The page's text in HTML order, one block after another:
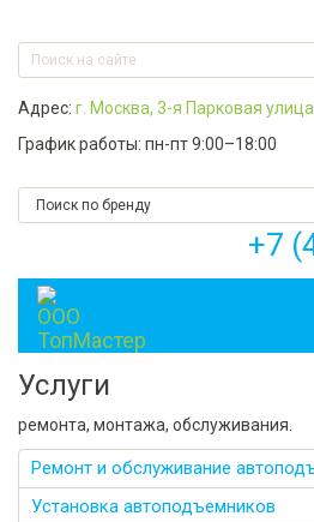
Адрес: г. Москва, 3-я Парковая
График работы: пн-пт 9:00–18:00
+7
Услуги
ремонта, монтажа, обслуживания.
Ремонт и обслуживание
Установка автоподъемников